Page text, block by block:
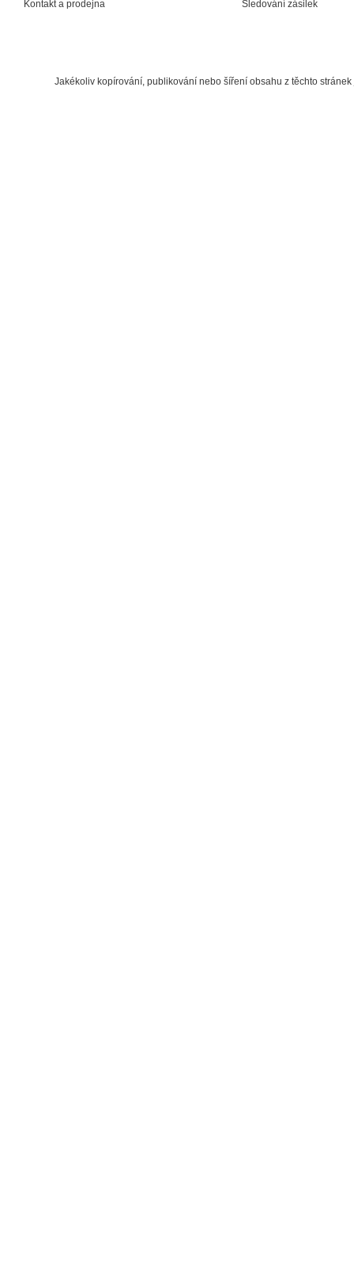
Kontakt a prodejna Sledování zásilek
Jakékoliv kopírování, publikování nebo šíření obsahu z těchto